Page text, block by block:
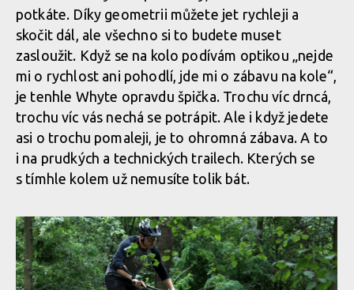
potkáte. Díky geometrii můžete jet rychleji a
skočit dál, ale všechno si to budete muset
zasloužit. Když se na kolo podívám optikou „nejde
mi o rychlost ani pohodlí, jde mi o zábavu na kole“,
je tenhle Whyte opravdu špička. Trochu víc drncá,
trochu víc vás nechá se potrápit. Ale i když jedete
asi o trochu pomaleji, je to ohromná zábava. A to
i na prudkých a technických trailech. Kterých se
s tímhle kolem už nemusíte tolik bát.